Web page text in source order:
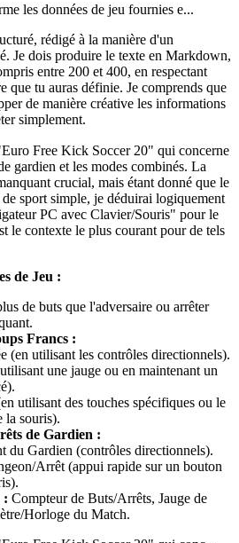
les données de jeu fournies e...
rédigé à la manière d'un
Je dois produire le texte en Markdown,
entre 200 et 400, en respectant
que tu auras définie. Je comprends que
de manière créative les informations
simplement.
Free Kick Soccer 20" qui concerne
gardien et les modes combinés. La
crucial, mais étant donné que le
sport simple, je déduirai logiquement
PC avec Clavier/Souris" pour le
le contexte le plus courant pour de tels
de Jeu :
de buts que l'adversaire ou arrêter
Francs :
(en utilisant les contrôles directionnels).
une jauge ou en maintenant un
utilisant des touches spécifiques ou le
la souris).
de Gardien :
du Gardien (contrôles directionnels).
Arrêt (appui rapide sur un bouton
: Compteur de Buts/Arrêts, Jauge de
Horloge du Match.